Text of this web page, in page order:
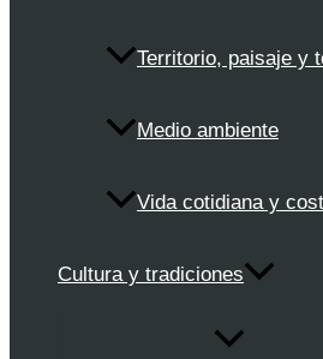
Territorio, paisaje y
Medio ambiente
Vida cotidiana y
Cultura y tradiciones